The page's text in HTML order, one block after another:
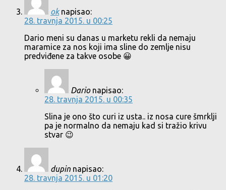
ok napisao:
28. travnja 2015. u 00:25
Dario meni su danas u marketu rekli da nemaju
maramice za nos koji ima sline do zemlje nisu
predviđene za takve osobe 😀
Dario napisao:
28. travnja 2015. u 00:35
Slina je ono što curi iz usta.. iz nosa cure šmrklji
pa je normalno da nemaju kad si tražio krivu
stvar 😉
dupin napisao:
28. travnja 2015. u 01:20